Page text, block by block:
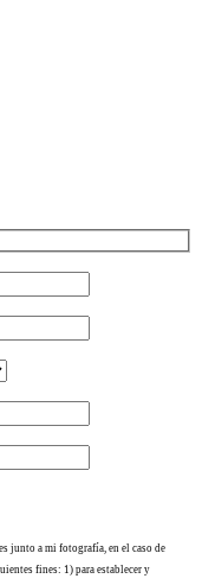
junto a mi fotografía, en el caso de
fines: 1) para establecer y